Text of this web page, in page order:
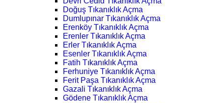
Doğuş Tıkanıklık Açma
Dumlupınar Tıkanıklık Açma
Erenköy Tıkanıklık Açma
Erenler Tıkanıklık Açma
Erler Tıkanıklık Açma
Esenler Tıkanıklık Açma
Fatih Tıkanıklık Açma
Ferhuniye Tıkanıklık Açma
Ferit Paşa Tıkanıklık Açma
Gazali Tıkanıklık Açma
Gödene Tıkanıklık Açma